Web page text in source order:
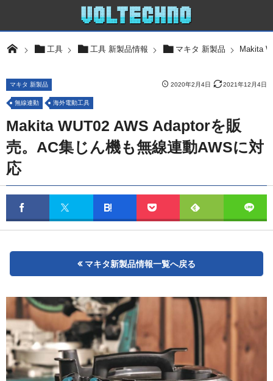
工具 工具 新製品情報 マキタ 新製品 Makita
2020年2月4日 2021年12月4日
マキタ 新製品
無線連動 海外電動工具
Makita WUT02 AWS Adaptorを販
売。AC集じん機も無線連動AWSに対
応
マキタ新製品情報一覧へ戻る